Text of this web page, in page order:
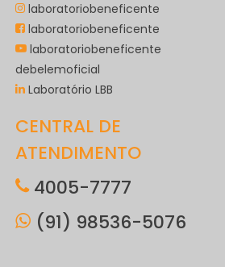
laboratoriobeneficente
laboratoriobeneficente
laboratoriobeneficente
debelemoficial
Laboratório LBB
CENTRAL DE
ATENDIMENTO
4005-7777
(91) 98536-5076